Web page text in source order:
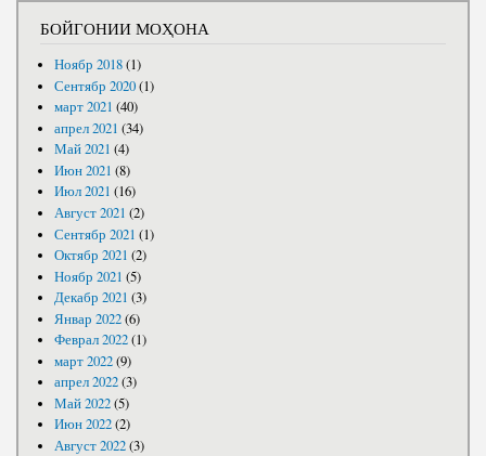
БОЙГОНИИ МОҲОНА
Ноябр 2018(1)
Сентябр 2020(1)
март 2021 (40)
апрел 2021 (34)
Май 2021 (4)
Июн 2021 (8)
Июл 2021 (16)
Август 2021 (2)
Сентябр 2021 (1)
Октябр 2021 (2)
Ноябр 2021 (5)
Декабр 2021 (3)
Январ 2022(6)
Феврал 2022(1)
март 2022(9)
апрел 2022(3)
Май 2022(5)
Июн 2022(2)
Август 2022(3)